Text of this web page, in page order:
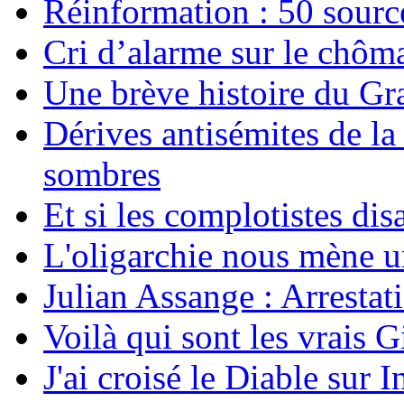
Réinformation : 50
Cri d’alarme sur le
Une brève histoire du
Dérives antisémites de
sombres
Et si les complotistes
L'oligarchie nous mène
Julian Assange :
Voilà qui sont les vrais
J'ai croisé le Diable sur